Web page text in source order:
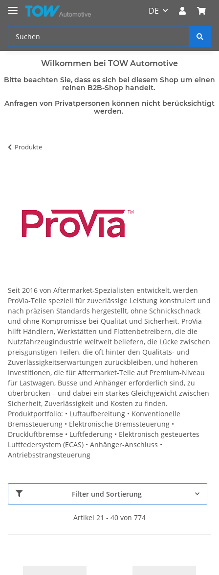
DE
Wilkommen bei TOW Automotive
Bitte beachten Sie, dass es sich bei diesem Shop um einen
reinen B2B-Shop handelt.
Anfragen von Privatpersonen können nicht berücksichtigt
werden.
Produkte
Seit 2016 von Aftermarket-Spezialisten entwickelt, werden
ProVia-Teile speziell für zuverlässige Leistung konstruiert und
nach präzisen Standards hergestellt, ohne Schnickschnack
und ohne Kompromisse bei Qualität und Sicherheit. ProVia
hilft Händlern, Werkstätten und Flottenbetreibern, die die
Nutzfahrzeugindustrie weltweit beliefern, die Lücke zwischen
preisgünstigen Teilen, die oft hinter den Qualitäts- und
Zuverlässigkeitserwartungen zurückbleiben, und höheren
Investitionen, die für Aftermarket-Teile auf Premium-Niveau
für Lastwagen, Busse und Anhänger erforderlich sind, zu
überbrücken – und dabei ein starkes Gleichgewicht zwischen
Sicherheit, Zuverlässigkeit und Kosten zu finden.
Produktportfolio: • Luftaufbereitung • Konventionelle
Bremssteuerung • Elektronische Bremssteuerung •
Druckluftbremse • Luftfederung • Elektronisch gesteuertes
Luftfedersystem (ECAS) • Anhänger-Anschluss •
Antriebsstrangsteuerung
Filter und Sortierung
Artikel 21 - 40 von 774